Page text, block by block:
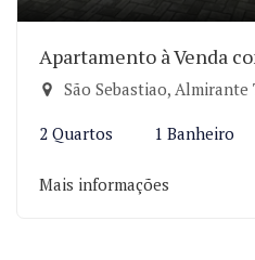
Apartamento à Venda
São Sebastiao, Almirante
2 Quartos 1 Banheiro
Mais informações